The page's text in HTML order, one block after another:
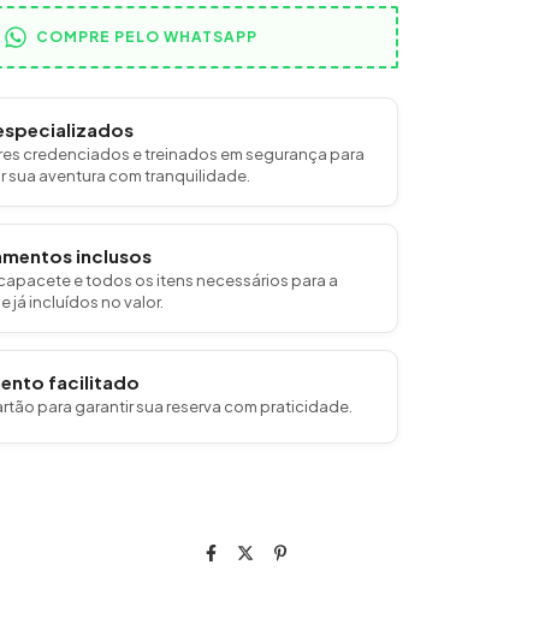
COMPRE PELO WHATSAPP
credenciados e treinados em segurança para
sua aventura com tranquilidade.
inclusos
e todos os itens necessários para a
já incluídos no valor.
facilitado
para garantir sua reserva com praticidade.